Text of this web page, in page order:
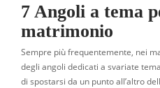
7 Angoli a tema
matrimonio
Sempre più frequentemente, nei
degli angoli dedicati a svariate
di spostarsi da un punto all’altro